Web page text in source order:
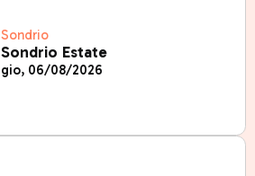
Sondrio
Sondrio Estate
gio, 06/08/2026